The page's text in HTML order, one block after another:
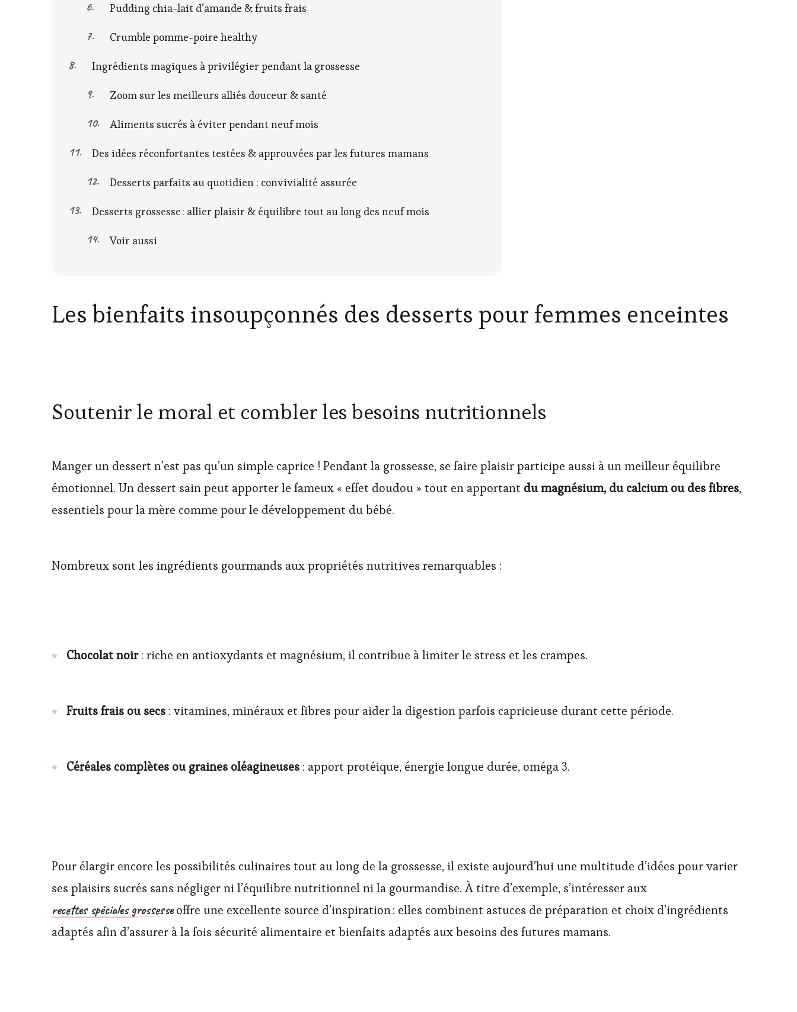
Pudding chia-lait d’amande & fruits frais
Crumble pomme-poire healthy
Ingrédients magiques à privilégier pendant la grossesse
Zoom sur les meilleurs alliés douceur & santé
Aliments sucrés à éviter pendant neuf mois
Des idées réconfortantes testées & approuvées par les futures mamans
Desserts parfaits au quotidien : convivialité assurée
Desserts grossesse : allier plaisir & équilibre tout au long des neuf mois
Voir aussi
Les bienfaits insoupçonnés des desserts pour femmes enceintes
Soutenir le moral et combler les besoins nutritionnels
Manger un dessert n’est pas qu’un simple caprice ! Pendant la grossesse, se faire plaisir participe aussi à un meilleur équilibre
émotionnel. Un dessert sain peut apporter le fameux « effet doudou » tout en apportant du magnésium, du calcium ou des fibres,
essentiels pour la mère comme pour le développement du bébé.
Nombreux sont les ingrédients gourmands aux propriétés nutritives remarquables :
Chocolat noir: riche en antioxydants et magnésium, il contribue à limiter le stress et les crampes.
Fruits frais ou secs : vitamines, minéraux et fibres pour aider la digestion parfois capricieuse durant cette période.
Céréales complètes ou graines oléagineuses : apport protéique, énergie longue durée, oméga 3.
Pour élargir encore les possibilités culinaires tout au long de la grossesse, il existe aujourd’hui une multitude d’idées pour varier
ses plaisirs sucrés sans négliger ni l’équilibre nutritionnel ni la gourmandise. À titre d’exemple, s’intéresser aux
recettes spéciales grossesseoffre une excellente source d’inspiration : elles combinent astuces de préparation et choix d’ingrédients
adaptés afin d’assurer à la fois sécurité alimentaire et bienfaits adaptés aux besoins des futures mamans.